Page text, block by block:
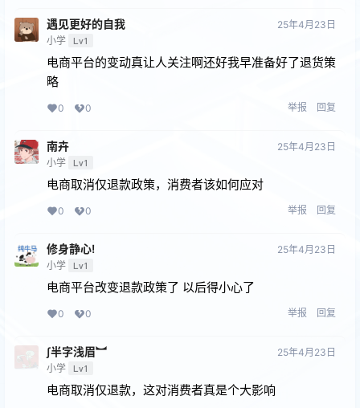
遇见更好的⾃我
小学 Lv1
25年4月23日
电商平台的变动真让人关注啊还好我早准备好了退货策
略
0 0 举报 回复
南卉
小学 Lv1
25年4月23日
电商取消仅退款政策，消费者该如何应对
0 0 举报 回复
修身静心!
小学 Lv1
25年4月23日
电商平台改变退款政策了 以后得小心了
0 0 举报 回复
∫半字浅眉︼
小学 Lv1
25年4月23日
电商取消仅退款，这对消费者真是个大影响